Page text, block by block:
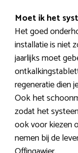
Moet ik het
Het goed
installatie is niet
jaarlijks moet
regeneratie dien
Ook het
zodat het
ook voor kiezen
nemen bij de